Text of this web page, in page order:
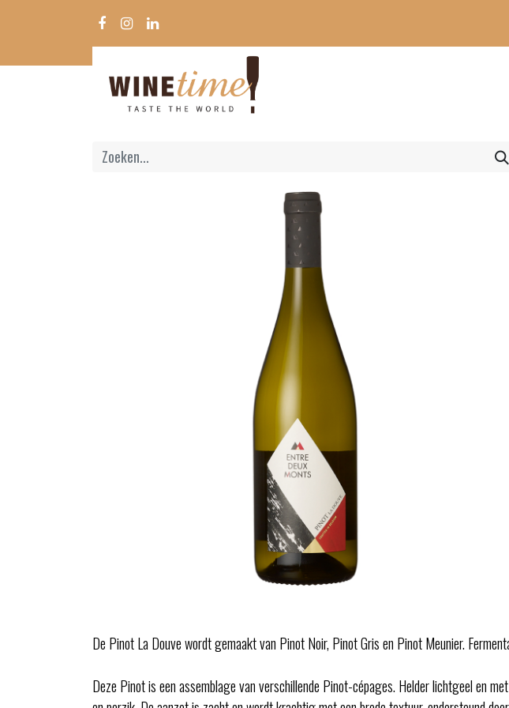
De Pinot La Douve wordt gemaakt van Pinot Noir, Pinot Gris en Pinot Meunier.
Deze Pinot is een assemblage van verschillende Pinot-cépages. Helder lichtgeel en